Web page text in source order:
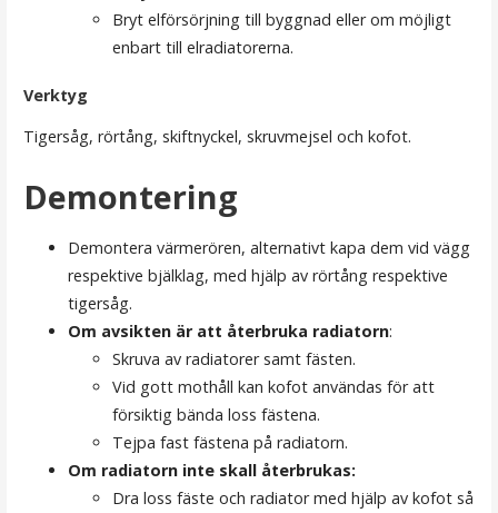
Bryt elförsörjning till byggnad eller om möjligt
enbart till elradiatorerna.
Verktyg
Tigersåg, rörtång, skiftnyckel, skruvmejsel och kofot.
Demontering
Demontera värmerören, alternativt kapa dem vid vägg
respektive bjälklag, med hjälp av rörtång respektive
tigersåg.
Om avsikten är att återbruka radiatorn:
Skruva av radiatorer samt fästen.
Vid gott mothåll kan kofot användas för att
försiktig bända loss fästena.
Tejpa fast fästena på radiatorn.
Om radiatorn inte skall återbrukas:
Dra loss fäste och radiator med hjälp av kofot så